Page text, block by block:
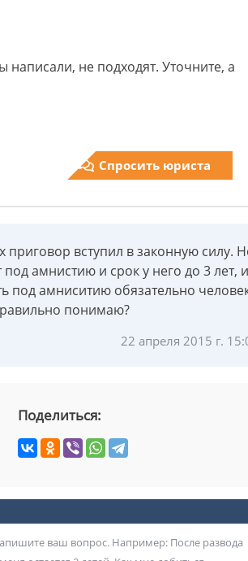
написали, не подходят. Уточните, а
Спросить юриста
приговор вступил в законную силу.
под амнистию и срок у него до 3 лет, и
под амниситию обязательно
понимаю?
22 апреля 2015 г.
Поделиться: